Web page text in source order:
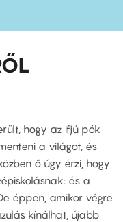
hogy az ifjú pók
a világot, és
ő úgy érzi, hogy
és a
éppen, amikor végre
kínálhat, újabb